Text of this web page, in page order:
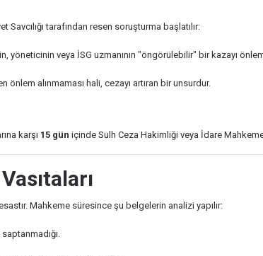
tarafından resen soruşturma başlatılır:
yöneticinin veya İSG uzmanının "öngörülebilir" bir kazayı
alınmaması hali, cezayı artıran bir unsurdur.
karşı 15 gün içinde Sulh Ceza Hakimliği veya İdare
Mahkeme süresince şu belgelerin analizi yapılır: